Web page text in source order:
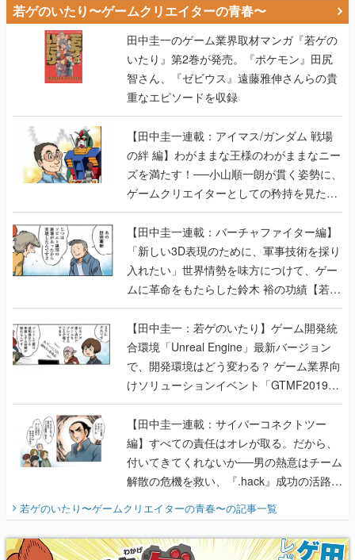
若ゲのいたり〜ゲームクリエイターの青春〜
田中圭一のゲーム業界取材マンガ『若ゲの
いたり』第2巻が発売。『ポケモン』田尻
智さん、『ゼビウス』遠藤雅伸さんらの貴
重なエピソードを収録
【田中圭一連載：アイマス/ガンダム 戦場
の絆 編】わがままな王様のわがままなニー
ズを満たす！──小山順一朗が貫く姿勢に、
ゲームクリエイターとしての矜持を見た
【若ゲのいたり最終回】
【田中圭一連載：バーチャファイター編】
「新しい3D表現のために、軍事技術を採り
入れたい」世界情勢を味方につけて、ゲー
ムに革命をもたらした鈴木 裕の功績【若ゲ
のいたり】
【田中圭一：若ゲのいたり】ゲーム開発統
合環境「Unreal Engine」最新バージョン
で、開発環境はどう変わる？ ゲーム業界向
けソリューションイベント「GTMF2019」
に行って、より理解を深めよう【PR】
【田中圭一連載：サイバーコネクトツー
編】すべての責任はオレが取る。だから、
付いてきてくれないか──男の熱意はチーム
解散の危機を救い、『.hack』成功の活路を
『少年ジャンプ』色だった【若ゲのいた
り】
若ゲのいたり〜ゲームクリエイターの青春〜の記事一覧